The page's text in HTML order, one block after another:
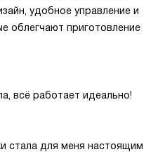
удобное управление и
облегчают приготовление
всё работает идеально!
стала для меня настоящим